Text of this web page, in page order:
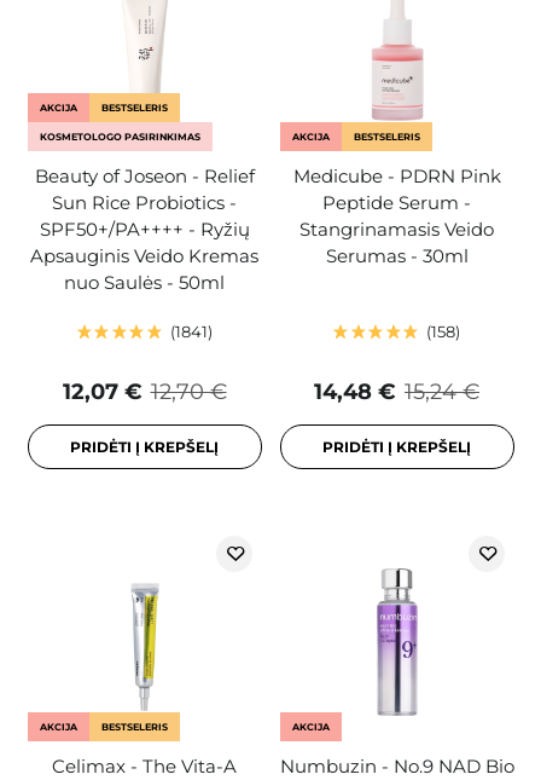
AKCIJA BESTSELERIS
KOSMETOLOGO PASIRINKIMAS
Beauty of Joseon - Relief
Sun Rice Probiotics -
SPF50+/PA++++ - Ryžių
Apsauginis Veido Kremas
nuo Saulės - 50ml
1841
12,70 €
12,07 €
PRIDĖTI Į KREPŠELĮ
AKCIJA BESTSELERIS
Medicube - PDRN Pink
Peptide Serum -
Stangrinamasis Veido
Serumas - 30ml
158
15,24 €
14,48 €
PRIDĖTI Į KREPŠELĮ
AKCIJA BESTSELERIS
Celimax - The Vita-A
AKCIJA
Numbuzin - No.9 NAD Bio